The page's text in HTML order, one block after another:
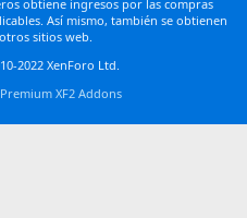
obtiene ingresos por las compras
Así mismo, también se obtienen
sitios web.
2022 XenForo Ltd.
XF2 Addons